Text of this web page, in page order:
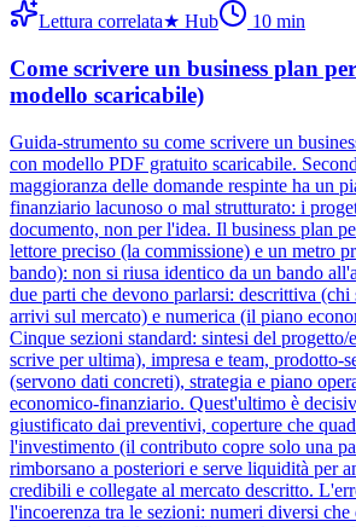
Lettura correlata★ Hub 10 min
Come scrivere un business plan
modello scaricabile)
Guida-strumento su come scrivere un
con modello PDF gratuito scaricabile.
maggioranza delle domande respinte ha un
finanziario lacunoso o mal strutturato: i
documento, non per l'idea. Il business plan
lettore preciso (la commissione) e un metro
bando): non si riusa identico da un bando
due parti che devono parlarsi: descrittiva
arrivi sul mercato) e numerica (il piano
Cinque sezioni standard: sintesi del progetto/
scrive per ultima), impresa e team, prodotto-
(servono dati concreti), strategia e piano
economico-finanziario. Quest'ultimo è
giustificato dai preventivi, coperture che
l'investimento (il contributo copre solo una
rimborsano a posteriori e serve liquidità per
credibili e collegate al mercato descritto.
l'incoerenza tra le sezioni: numeri diversi